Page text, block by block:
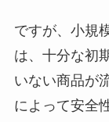
ですが、小規
は、十分な初
いない商品が
によって安全